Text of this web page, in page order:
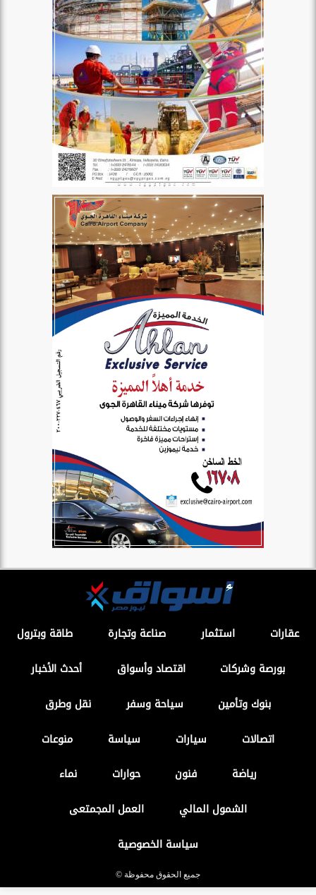
عقارات استثمار صناعة وتجارة
طاقة وبترول
بورصة وشركات
اقتصاد وأسواق
أحدث الأخبار
بنوك وتأمين
سياحة وسفر
نقل وطرق
اتصالات
سيارات سياسة
منوعات
رياضة
فنون حوارات
نماء
الشمول المالي
العمل المجمتعى
سياسة الخصوصية
جميع الحقوق محفوظة ©